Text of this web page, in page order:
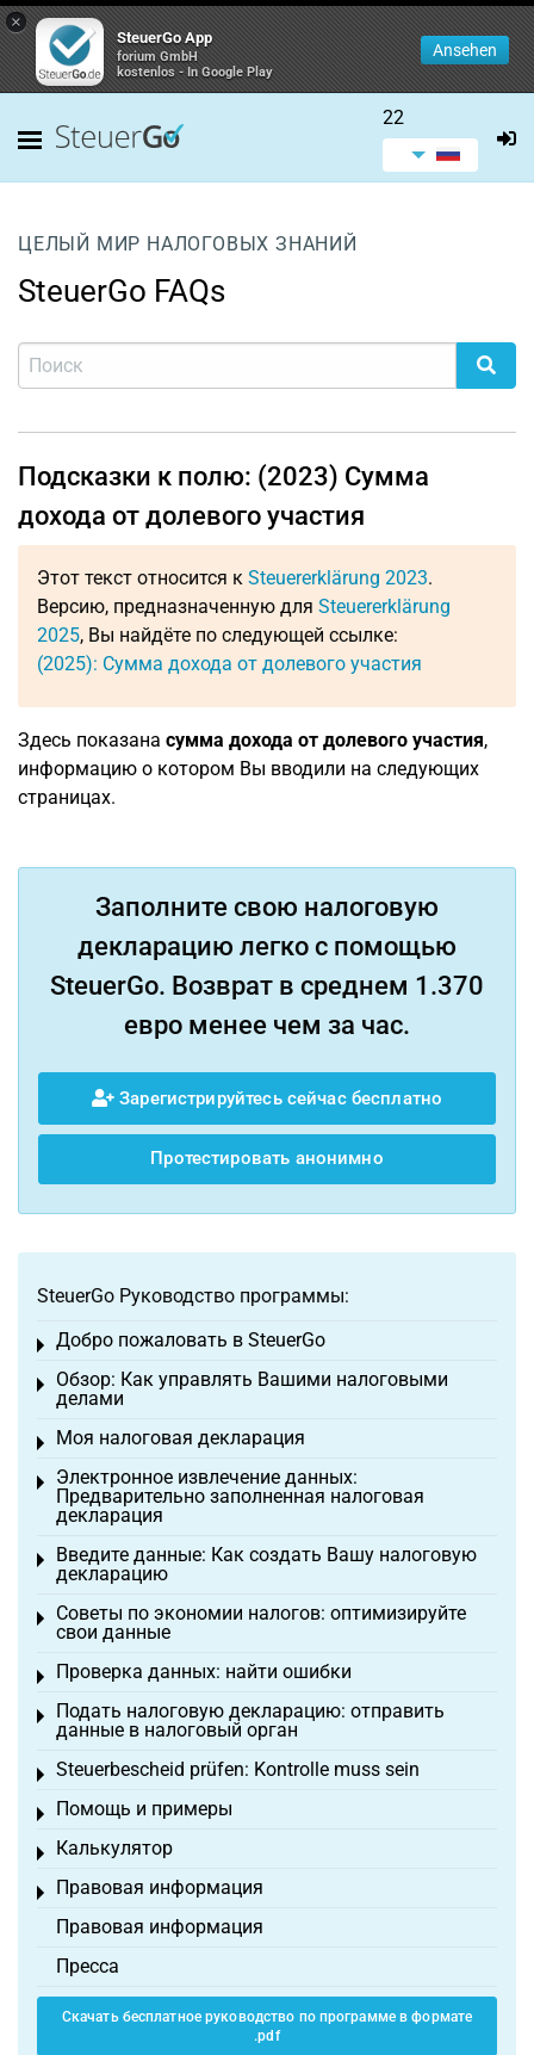
×
SteuerGo App
forium GmbH
kostenlos - In Google Play
Ansehen
22
ЦЕЛЫЙ МИР НАЛОГОВЫХ ЗНАНИЙ
SteuerGo FAQs
Подсказки к полю: (2023) Сумма
дохода от долевого участия
Этот текст относится к Steuererklärung 2023.
Версию, предназначенную для Steuererklärung
2025, Вы найдёте по следующей ссылке:
(2025): Сумма дохода от долевого участия
Здесь показана сумма дохода от долевого участия,
информацию о котором Вы вводили на следующих
страницах.
Заполните свою налоговую
декларацию легко с помощью
SteuerGo. Возврат в среднем 1.370
евро менее чем за час.
Зарегистрируйтесь сейчас бесплатно
Протестировать анонимно
SteuerGo Руководство программы:
Добро пожаловать в SteuerGo
Toggle menu
Обзор: Как управлять Вашими налоговыми
делами
Toggle menu
Моя налоговая декларация
Toggle menu
Электронное извлечение данных:
Предварительно заполненная налоговая
декларация
Toggle menu
Введите данные: Как создать Вашу налоговую
декларацию
Toggle menu
Советы по экономии налогов: оптимизируйте
свои данные
Toggle menu
Проверка данных: найти ошибки
Toggle menu
Подать налоговую декларацию: отправить
данные в налоговый орган
Toggle menu
Steuerbescheid prüfen: Kontrolle muss sein
Toggle menu
Помощь и примеры
Toggle menu
Калькулятор
Toggle menu
Правовая информация
Toggle menu
Правовая информация
Пресса
Скачать бесплатное руководство по программе в формате
.pdf